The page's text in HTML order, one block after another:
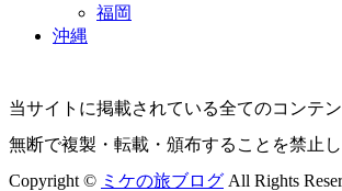
福岡
沖縄
当サイトに掲載されている全てのコンテ
無断で複製・転載・頒布することを禁止し
Copyright © ミケの旅ブログ All Rights